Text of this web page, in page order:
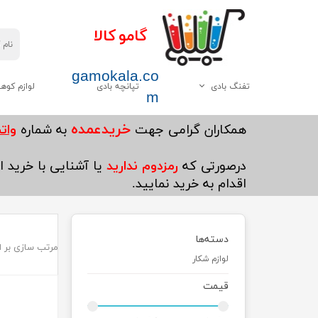
گامو کالا
gamokala.co
m
تفنگ بادی
همه موارد این دسته
وایرخ
تپانچه بادی لوازم
چاقو تبر
کوله پشتی
کفش کوهنوردی
چراغ قوه
​همکاران گرامی جهتخریدعمده به شماره
درصورتی که رمزدوم ندارید یا آشنایی با خرید
اقدام به خرید نمایید.
دسته‌ها
لوازم شکار
قیمت
مرتب سازی